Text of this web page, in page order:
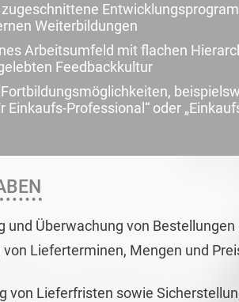
Weiterbildungen
Arbeitsumfeld mit flachen
Feedbackkultur
Einkaufs-Professional“ oder
und Überwachung von
Lieferterminen, Mengen und
von Lieferfristen sowie